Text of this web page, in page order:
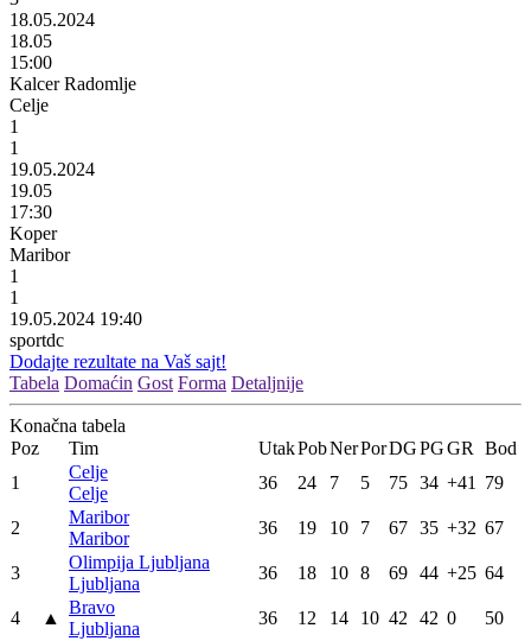
18.05.2024
18.05
15:00
Kalcer Radomlje
Celje
1
1
19.05.2024
19.05
17:30
Koper
Maribor
1
1
19.05.2024 19:40
sportdc
Dodajte rezultate na Vaš sajt!
Tabela Domaćin Gost Forma Detaljnije
Konačna tabela
Poz
Tim UtakPobNerPorDGPGGR
Bod
1
Celje
Celje
36 24 7 5 75 34 +41 79
2
Maribor
Maribor
36 19 10 7 67 35 +32 67
3
Olimpija Ljubljana
Ljubljana
36 18 10 8 69 44 +25 64
4 ▲
Bravo
Ljubljana
36 12 14 10 42 42 0 50